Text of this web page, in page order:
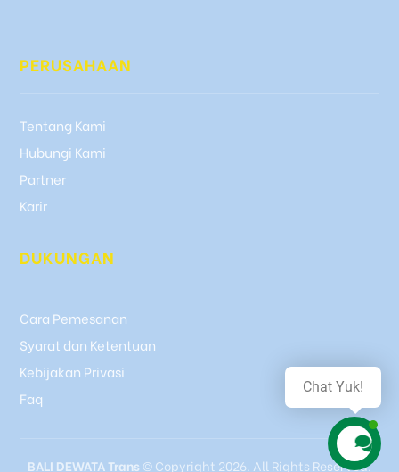
PERUSAHAAN
Tentang Kami
Hubungi Kami
Partner
Karir
DUKUNGAN
Cara Pemesanan
Syarat dan Ketentuan
Kebijakan Privasi
Faq
BALI DEWATA Trans © Copyright 2026. All Rights Reserved.
Chat Yuk!